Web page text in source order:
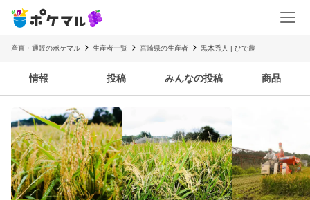
産直・通販のポケマル 生産者一覧 宮崎県の生産者 黒木秀人 | ひで農
情報 投稿 みんなの投稿 商品